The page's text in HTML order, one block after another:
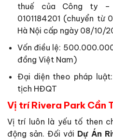
thuế của Công ty –
0101184201 (chuyển từ
Hà Nội cấp ngày 08/10/
Vốn điều lệ:
đồng Việt Nam)
Đại diện theo pháp
tịch HĐQT
Vị trí Rivera Park Cần
Vị trí luôn là yếu tố then
động sản. Đối với Dự Án